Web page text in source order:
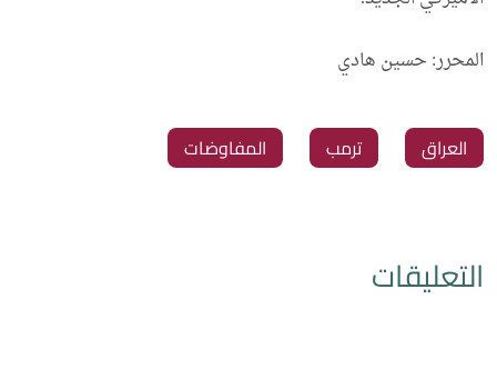
المحرر: حسين هادي
العراق ترمب المفاوضات
التعليقات